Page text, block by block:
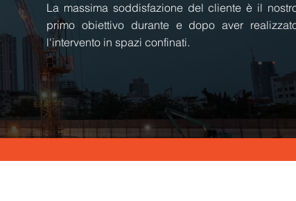
La massima soddisfazione del cliente è il
primo obiettivo durante e dopo aver
l'intervento in spazi confinati.